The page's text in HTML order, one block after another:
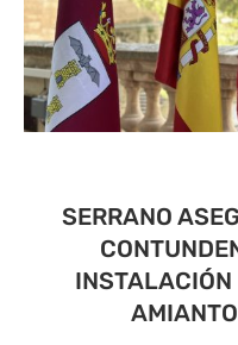
SERRANO